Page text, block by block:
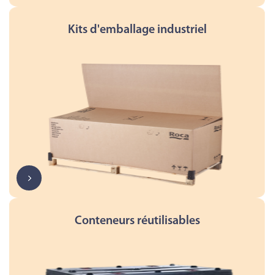
Kits d'emballage industriel
Conteneurs réutilisables